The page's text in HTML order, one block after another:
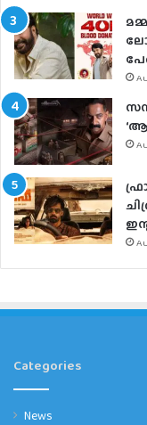
Categories
News